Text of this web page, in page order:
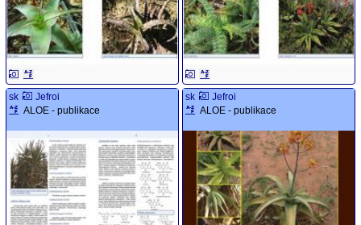
sk
Jefroi
ALOE - publikace
sk
Jefroi
ALOE - publikace